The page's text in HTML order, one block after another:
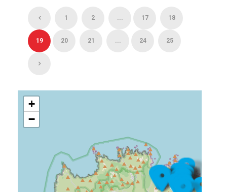
1 2 ... 17 18
19 20 21 ... 24 25
+
−